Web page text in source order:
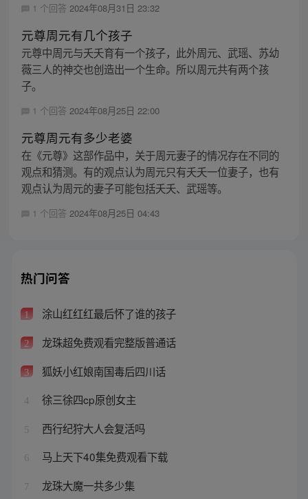
1 个回答 2024年08月31日 23:32
元尊周元有几个孩子
元尊中周元与夭夭育有一个孩子，此外周元、武瑶、苏幼
薇三人的神交也创造出一个生命。所以周元共有两个孩
子。
1 个回答 2024年08月25日 22:00
元尊周元有多少老婆
在《元尊》这部作品中，关于周元妻子的情况存在不同的
观点和猜测。有的观点认为周元只有夭夭一位妻子，也有
观点认为周元的妻子可能包括夭夭、武瑶等。
1 个回答 2024年08月25日 04:43
热门问答
1 涂山红红红最后怀了谁的孩子
2 龙珠超免费观看完整版普通话
3 狐妖小红娘南国毒后四川话
4 徐三徐四cp原创女主
5 西行纪狩大人会复活吗
6 马上天下40集免费观看下载
7 龙珠大魔一共多少集